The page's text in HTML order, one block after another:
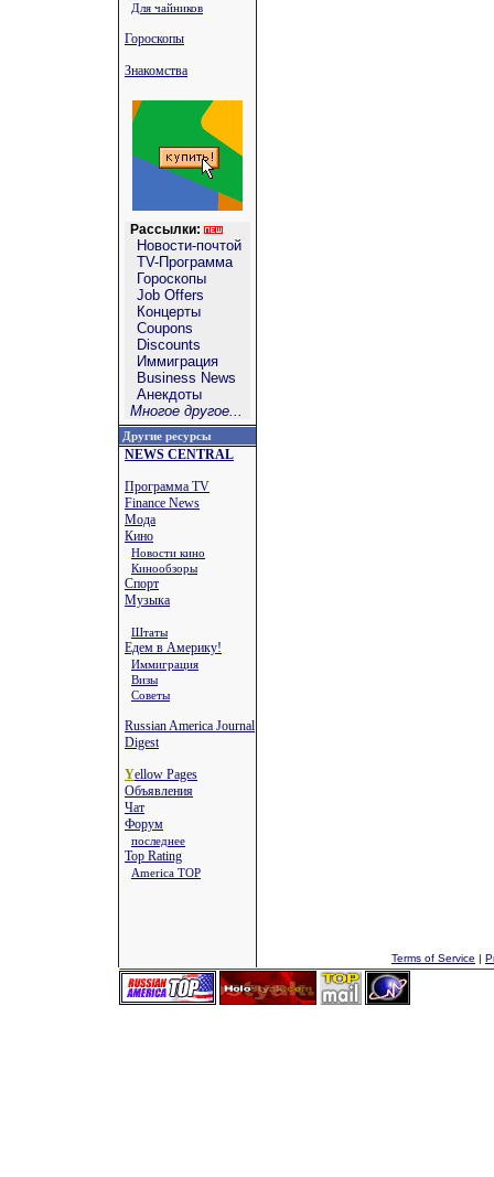
Для чайников
Гороскопы
Знакомства
Рассылки:
Новости-почтой
TV-Программа
Гороскопы
Job Offers
Концерты
Coupons
Discounts
Иммиграция
Business News
Анекдоты
Многое другое...
Другие ресурсы
NEWS CENTRAL
Программа TV
Finance News
Мода
Кино
Новости кино
Кинообзоры
Спорт
Музыка
Штаты
Едем в Америку!
Иммиграция
Визы
Советы
Russian America Journal
Digest
Yellow Pages
Объявления
Чат
Форум
последнее
Top Rating
America TOP
Terms of Service |